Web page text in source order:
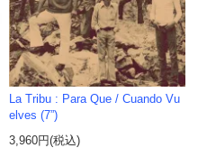
La Tribu : Para Que / Cuando Vu
elves (7”)
3,960円(税込)